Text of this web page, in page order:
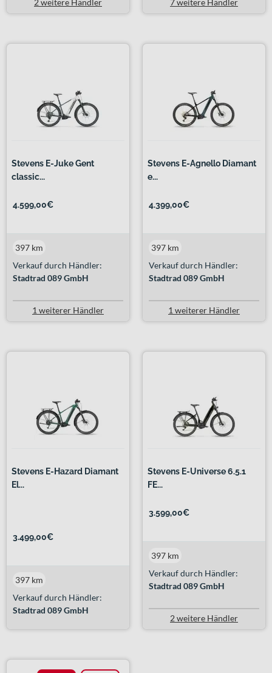
Stevens E-Juke Gent
classic...
4.599,00€
Verkauf durch Händler:
Stadtrad 089 GmbH
397 km
1 weiterer Händler
Stevens E-Agnello Diamant
e...
4.399,00€
Verkauf durch Händler:
Stadtrad 089 GmbH
397 km
1 weiterer Händler
Stevens E-Hazard Diamant
El...
3.499,00€
Verkauf durch Händler:
Stadtrad 089 GmbH
397 km
Stevens E-Universe 6.5.1
FE...
3.599,00€
Verkauf durch Händler:
Stadtrad 089 GmbH
397 km
2 weitere Händler